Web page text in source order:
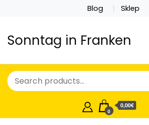
Blog Sklep
Sonntag in Franken
0
0,00€